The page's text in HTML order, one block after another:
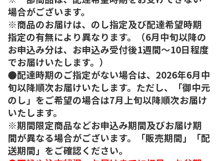
場合がございます。
※商品のお届けは、のし指定及び配達希望時期
指定の有無により異なります。（6月中旬以降の
お申込み分は、お申込み受付後1週間～10日程度
でお届けいたします。）
●配達時期のご指定がない場合は、2026年6月中
旬以降順次お届けいたします。ただし、「御中元
のし」をご希望の場合は7月上旬以降順次お届け
いたします。
※期間限定商品などお申込み期間及びお届け期
間が異なる場合がございます。「販売期間」「配
送期間」をご確認ください。